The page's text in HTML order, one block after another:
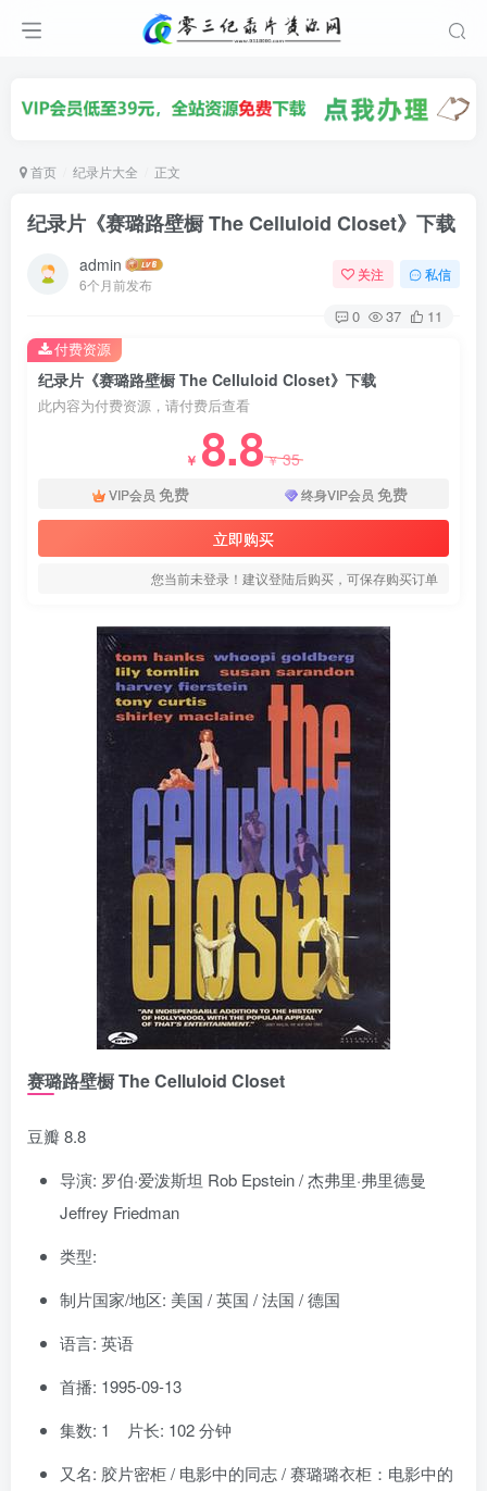
首页 纪录片大全 正文
纪录片《赛璐路壁橱 The Celluloid Closet》下载
admin
6个月前发布
关注 私信
0 37 11
纪录片《赛璐路壁橱 The Celluloid Closet》下载
此内容为付费资源，请付费后查看
￥ 8.8￥35
VIP会员 免费 终身VIP会员 免费
立即购买
您当前未登录！建议登陆后购买，可保存购买订单
付费资源
赛璐路壁橱 The Celluloid Closet
豆瓣 8.8
导演: 罗伯·爱泼斯坦 Rob Epstein / 杰弗里·弗里德曼
Jeffrey Friedman
类型:
制片国家/地区: 美国 / 英国 / 法国 / 德国
语言: 英语
首播: 1995-09-13
集数: 1 片长: 102 分钟
又名: 胶片密柜 / 电影中的同志 / 赛璐璐衣柜：电影中的